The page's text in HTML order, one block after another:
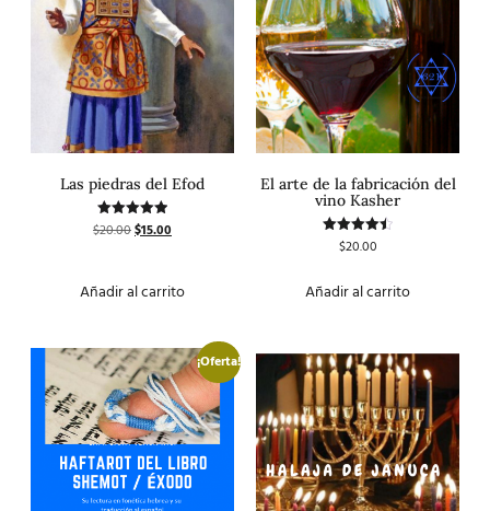
Las piedras del Efod
Valorado
con
$20.00$15.00
Añadir al carrito
El arte de la fabricación del
vino Kasher
Valorado
$20.00
Añadir al carrito
¡Oferta!